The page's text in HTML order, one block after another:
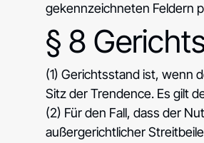
gekennzeichneten Feldern
§ 8
(1) Gerichtsstand ist, wenn
Sitz der Trendence. Es gilt
(2) Für den Fall, dass der
außergerichtlicher